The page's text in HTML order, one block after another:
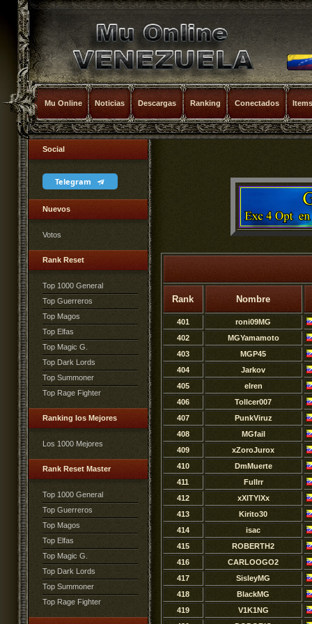
Mu Online Noticias Descargas Ranking Conectados Items
Social
Telegram
Nuevos
Votos
Rank Reset
Top 1000 General
Top Guerreros
Top Magos
Top Elfas
Top Magic G.
Top Dark Lords
Top Summoner
Top Rage Fighter
Ranking los Mejores
Los 1000 Mejores
Rank Reset Master
Top 1000 General
Top Guerreros
Top Magos
Top Elfas
Top Magic G.
Top Dark Lords
Top Summoner
Top Rage Fighter
Rank Nombre
401
roni09MG
402
MGYamamoto
403
MGP45
404
Jarkov
405
elren
406
Tollcer007
407
PunkViruz
408
MGfail
409
xZoroJurox
410
DmMuerte
411
Fullrr
412
xXlTYlXx
413
Kirito30
414
isac
415
ROBERTH2
416
CARLOOGO2
417
SisleyMG
418
BlackMG
419
V1K1NG